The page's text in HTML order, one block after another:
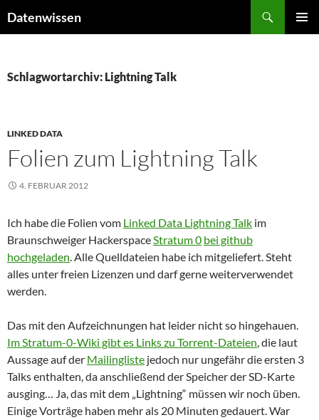
Inhalt
Datenwissen
Schlagwortarchiv: Lightning Talk
LINKED DATA
Folien zum Lightning Talk
4. FEBRUAR 2012
Ich habe die Folien vom Linked Data Lightning Talk im
Braunschweiger HackerspaceStratum 0 bei github
hochgeladen. Alle Quelldateien habe ich mitgeliefert. Steht
alles unter freien Lizenzen und darf gerne weiterverwendet
werden.
Das mit den Aufzeichnungen hat leider nicht so hingehauen.
Im Stratum-0-Wiki gibt es Links zu Torrent-Dateien, die laut
Aussage auf der Mailingliste jedoch nur ungefähr die ersten 3
Talks enthalten, da anschließend der Speicher der SD-Karte
ausging… Ja, das mit dem „Lightning“ müssen wir noch üben.
Einige Vorträge haben mehr als 20 Minuten gedauert. War